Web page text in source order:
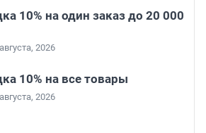
10% на один заказ до 20 000
2026
10% на все товары
2026